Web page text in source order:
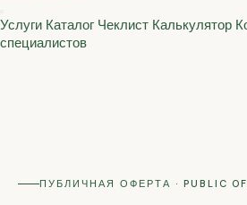
Услуги Каталог Чеклист Калькулятор
специалистов
ПУБЛИЧНАЯ ОФЕРТА · PUBLIC